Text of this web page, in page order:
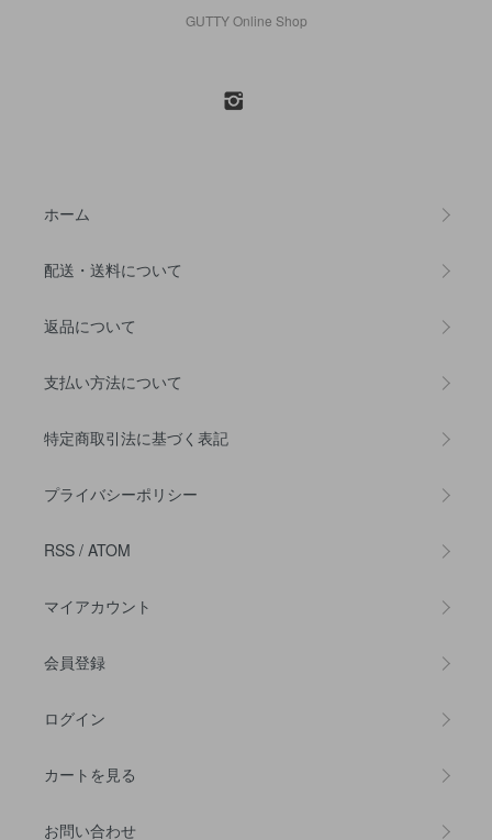
GUTTY Online Shop
ホーム
配送・送料について
返品について
支払い方法について
特定商取引法に基づく表記
プライバシーポリシー
RSS / ATOM
マイアカウント
会員登録
ログイン
カートを見る
お問い合わせ